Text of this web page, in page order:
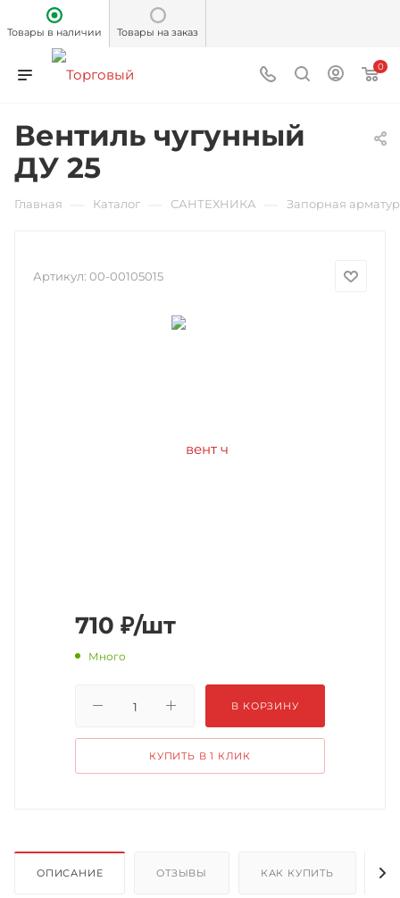
Товары в наличии Товары на заказ
0
Вентиль чугунный
ДУ 25
Главная Каталог САНТЕХНИКА Запорная
Артикул: 00-00105015
710 ₽/шт
Много
В КОРЗИНУ
КУПИТЬ В 1 КЛИК
ОПИСАНИЕ ОТЗЫВЫ КАК КУПИТЬ